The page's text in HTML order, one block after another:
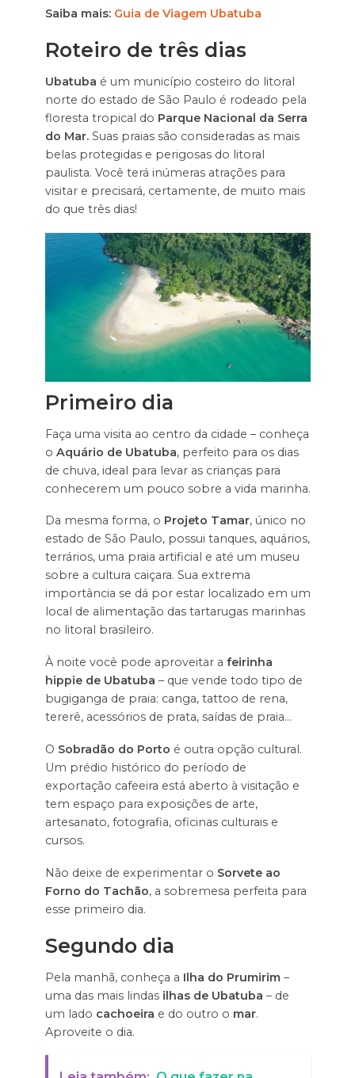
Saiba mais: Guia de Viagem Ubatuba
Roteiro de três dias
Ubatuba é um município costeiro do litoral
norte do estado de São Paulo é rodeado pela
floresta tropical do Parque Nacional da Serra
do Mar.Suas praias são consideradas as mais
belas protegidas e perigosas do litoral
paulista. Você terá inúmeras atrações para
visitar e precisará, certamente, de muito mais
do que três dias!
Primeiro dia
Faça uma visita ao centro da cidade – conheça
o Aquário de Ubatuba, perfeito para os dias
de chuva, ideal para levar as crianças para
conhecerem um pouco sobre a vida marinha.
Da mesma forma, o Projeto Tamar, único no
estado de São Paulo, possui tanques, aquários,
terrários, uma praia artificial e até um museu
sobre a cultura caiçara. Sua extrema
importância se dá por estar localizado em um
local de alimentação das tartarugas marinhas
no litoral brasileiro.
À noite você pode aproveitar a feirinha
hippie de Ubatuba – que vende todo tipo de
bugiganga de praia: canga, tattoo de rena,
tererê, acessórios de prata, saídas de praia…
O Sobradão do Porto é outra opção cultural.
Um prédio histórico do período de
exportação cafeeira está aberto à visitação e
tem espaço para exposições de arte,
artesanato, fotografia, oficinas culturais e
cursos.
Não deixe de experimentar o Sorvete ao
Forno do Tachão, a sobremesa perfeita para
esse primeiro dia.
Segundo dia
Pela manhã, conheça a Ilha do Prumirim–
uma das mais lindas ilhas de Ubatuba – de
um lado cachoeira e do outro o mar.
Aproveite o dia.